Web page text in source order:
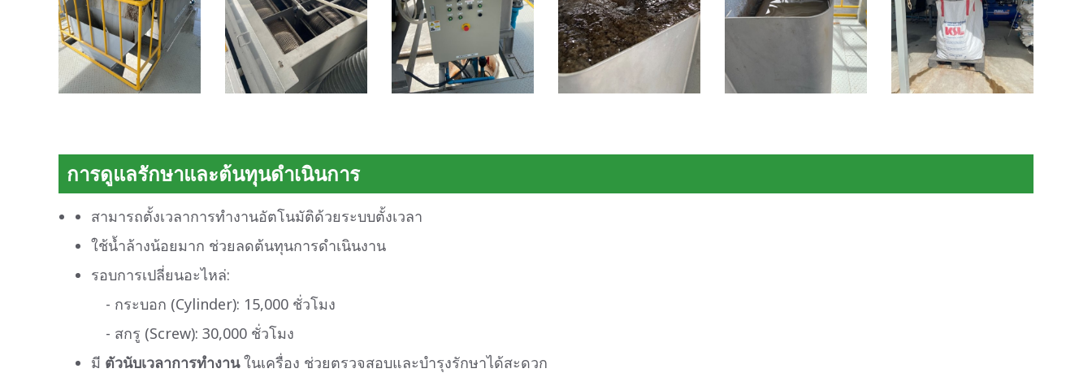
การดูแลรักษาและต้นทุนดำเนินการ
สามารถตั้งเวลาการทำงานอัตโนมัติด้วยระบบตั้งเวลา
ใช้น้ำล้างน้อยมาก ช่วยลดต้นทุนการดำเนินงาน
รอบการเปลี่ยนอะไหล่:
- กระบอก (Cylinder): 15,000 ชั่วโมง
- สกรู (Screw): 30,000 ชั่วโมง
มี ตัวนับเวลาการทำงานในเครื่อง ช่วยตรวจสอบและบำรุงรักษาได้สะดวก